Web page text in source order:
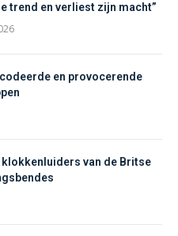
trend en verliest zijn macht”
en provocerende
klokkenluiders van de Britse